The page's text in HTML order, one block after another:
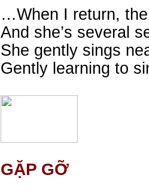
…When I return,
And she’s several
She gently sings
Gently learning to
GẶP GỠ